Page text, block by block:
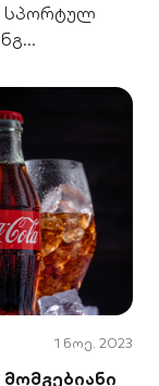
სპორტულ
1 ნოე. 2023